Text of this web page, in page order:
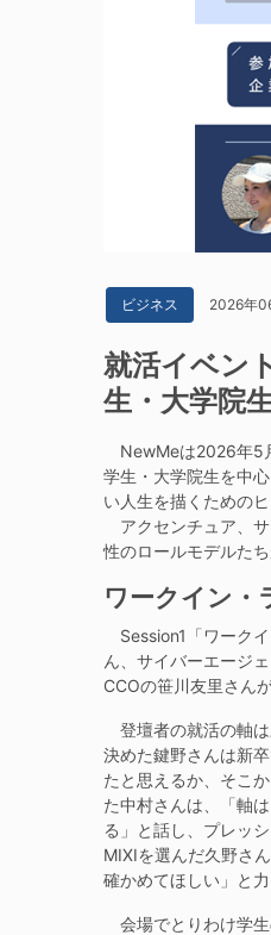
ビジネス 2026年
就活イベン
生・大学院
NewMeは2026年5
学生・大学院生を中
い人生を描くための
アクセンチュア、
性のロールモデルたち
ワークイン・
Session1「ワーク
ん、サイバーエージ
CCOの笹川友里さんが
登壇者の就活の軸は
決めた鍵野さんは新
たと思えるか、そこ
た中村さんは、「軸
る」と話し、プレッ
MIXIを選んだ久野さ
確かめてほしい」と力
会場でとりわけ学生